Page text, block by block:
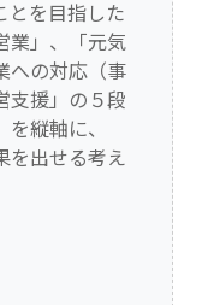
とを目指した
業」、「元気
への対応（事
支援」の５段
縦軸に、
を出せる考え